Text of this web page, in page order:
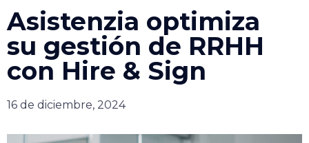
Asistenzia optimiza
su gestión de RRHH
con Hire & Sign
16 de diciembre, 2024